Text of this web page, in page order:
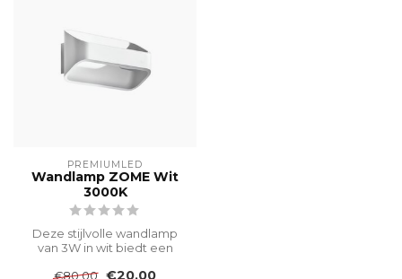
PREMIUMLED
Wandlamp ZOME Wit
3000K
Deze stijlvolle wandlamp
van 3W in wit biedt een
€80,00 €20,00